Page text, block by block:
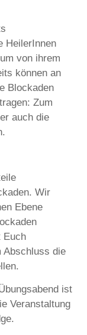
HeilerInnen
von ihrem
können an
Blockaden
Zum
auch die
Wir
Ebene
Euch
Abschluss die
ist
Veranstaltung